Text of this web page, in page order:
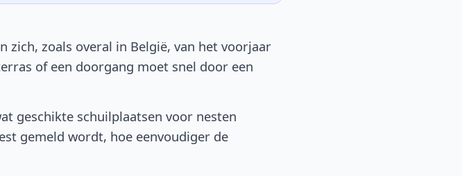
zich, zoals overal in België, van het voorjaar
of een doorgang moet snel door een
geschikte schuilplaatsen voor nesten
gemeld wordt, hoe eenvoudiger de